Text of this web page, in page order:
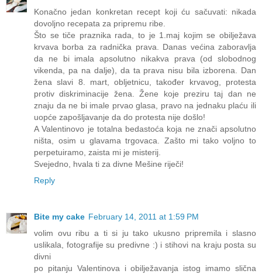
Konačno jedan konkretan recept koji ću sačuvati: nikada
dovoljno recepata za pripremu ribe.
Što se tiče praznika rada, to je 1.maj kojim se obilježava
krvava borba za radnička prava. Danas većina zaboravlja
da ne bi imala apsolutno nikakva prava (od slobodnog
vikenda, pa na dalje), da ta prava nisu bila izborena. Dan
žena slavi 8. mart, obljetnicu, također krvavog, protesta
protiv diskriminacije žena. Žene koje preziru taj dan ne
znaju da ne bi imale prvao glasa, pravo na jednaku plaću ili
uopće zapošljavanje da do protesta nije došlo!
A Valentinovo je totalna bedastoća koja ne znači apsolutno
ništa, osim u glavama trgovaca. Zašto mi tako voljno to
perpetuiramo, zaista mi je misterij.
Svejedno, hvala ti za divne Mešine riječi!
Reply
Bite my cake February 14, 2011 at 1:59 PM
volim ovu ribu a ti si ju tako ukusno pripremila i slasno
uslikala, fotografije su predivne :) i stihovi na kraju posta su
divni
po pitanju Valentinova i obilježavanja istog imamo slična